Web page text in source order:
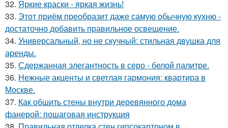
32. Яркие краски - яркая жизнь!
33. Этот приём преобразит даже самую обычную кухню -
достаточно добавить правильное освещение.
34. Универсальный, но не скучный: стильная двушка для
аренды.
35. Сдержанная элегантность в серо - белой палитре.
36. Нежные акценты и светлая гармония: квартира в
Москве.
37. Как обшить стены внутри деревянного дома
фанерой: пошаговая инструкция